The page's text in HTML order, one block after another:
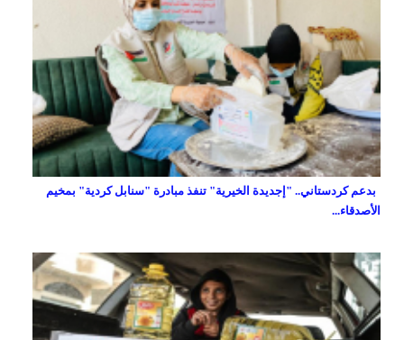
بدعم كردستاني.. "إجديدة الخيرية" تنفذ مبادرة "سنابل كردية" بمخيم
الأصدقاء...